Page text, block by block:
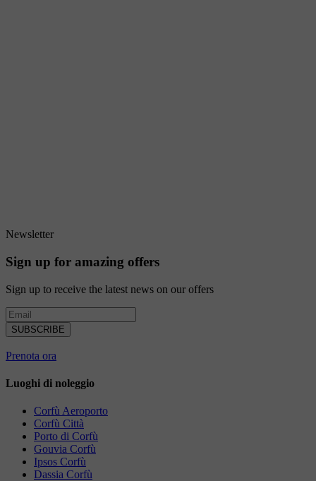
Newsletter
Sign up for amazing offers
Sign up to receive the latest news on our offers
Prenota ora
Luoghi di noleggio
Corfù Aeroporto
Corfù Città
Porto di Corfù
Gouvia Corfù
Ipsos Corfù
Dassia Corfù